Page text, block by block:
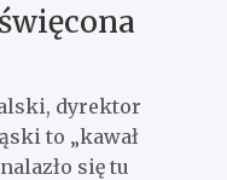
dyrektor
to „kawał
się tu